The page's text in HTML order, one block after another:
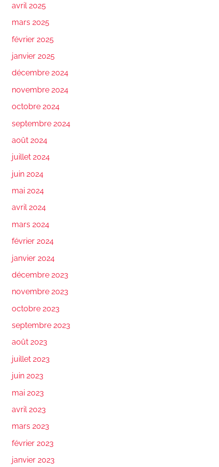
avril 2025
mars 2025
février 2025
janvier 2025
décembre 2024
novembre 2024
octobre 2024
septembre 2024
août 2024
juillet 2024
juin 2024
mai 2024
avril 2024
mars 2024
février 2024
janvier 2024
décembre 2023
novembre 2023
octobre 2023
septembre 2023
août 2023
juillet 2023
juin 2023
mai 2023
avril 2023
mars 2023
février 2023
janvier 2023